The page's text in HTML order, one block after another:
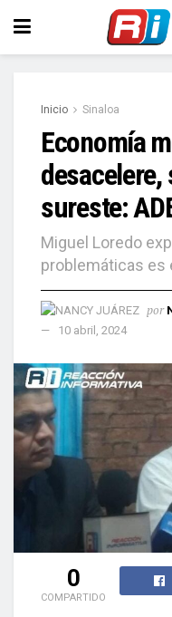
Inicio Sinaloa
Economía
desacelere,
sureste:
Miguel Loredo
problemáticas es
por
10 abril, 2024
0
COMPARTIDO